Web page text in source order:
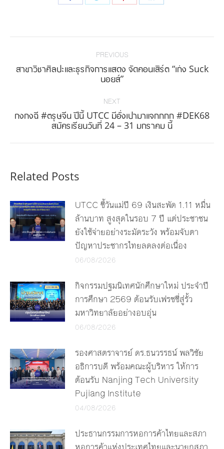
PREVIOUS
Previous
post:
สาขาวิชาศิลปะและธุรกิจการแสดง จัดคอนเสิร์ต “เก่ง Suck
นอยส์”
NEXT
Next
post:
กงกงฉี #ตรุษจีน ปีนี้ UTCC มีอั่งเปามาแจกกกก #DEK68
สมัครเรียนวันที่ 24 – 31 มกราคม นี้
Related Posts
UTCC ชี้วันแม่ปี 69 เงินสะพัด 1.11 หมื่น
ล้านบาท สูงสุดในรอบ 7 ปี แต่ประชาชน
ยังใช้จ่ายอย่างระมัดระวัง พร้อมจับตา
ปัญหาประชากรไทยลดลงต่อเนื่อง
06/08/2026
กิจกรรมปฐมนิเทศนักศึกษาใหม่ ประจำปี
การศึกษา 2569 ต้อนรับเฟรชชี่สู่รั้ว
มหาวิทยาลัยอย่างอบอุ่น
06/08/2026
รองศาสตราจารย์ ดร.ธนวรรธน์ พลวิชัย
อธิการบดี พร้อมคณะผู้บริหาร ให้การ
ต้อนรับ Nanjing Tech University
Pujiang Institute
04/08/2026
ประธานกรรมการหอการค้าไทยและสภา